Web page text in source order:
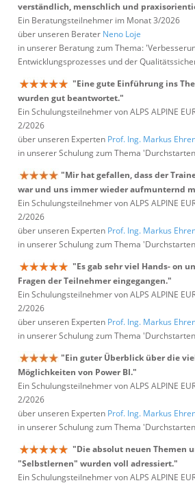
verständlich, menschlich und
Ein Beratungsteilnehmer im Monat 3/2026
über unseren Berater Neno Loje
in unserer Beratung zum Thema:
Entwicklungsprozesses und der
"Eine gute Einführung ins
wurden gut beantwortet."
Ein Schulungsteilnehmer von ALPS ALPINE
2/2026
über unseren Experten Prof. Ing. Markus
in unserer Schulung zum Thema
"Mir hat gefallen, dass der
war und uns immer wieder aufmunternd
Ein Schulungsteilnehmer von ALPS ALPINE
2/2026
über unseren Experten Prof. Ing. Markus
in unserer Schulung zum Thema
"Es gab sehr viel Hands- on
Fragen der Teilnehmer eingegangen."
Ein Schulungsteilnehmer von ALPS ALPINE
2/2026
über unseren Experten Prof. Ing. Markus
in unserer Schulung zum Thema
"Ein guter Überblick über die
Möglichkeiten von Power BI."
Ein Schulungsteilnehmer von ALPS ALPINE
2/2026
über unseren Experten Prof. Ing. Markus
in unserer Schulung zum Thema
"Die absolut neuen Themen
"Selbstlernen" wurden voll adressiert."
Ein Schulungsteilnehmer von ALPS ALPINE